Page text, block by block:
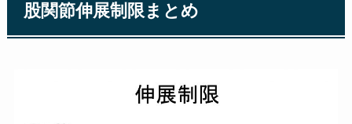
股関節伸展制限まとめ